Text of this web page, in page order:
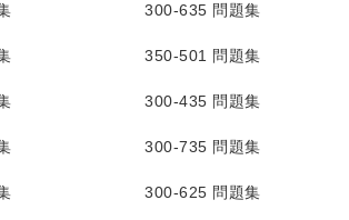
300-635 問題集
350-501 問題集
300-435 問題集
300-735 問題集
300-625 問題集